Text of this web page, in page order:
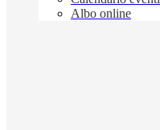
Albo online